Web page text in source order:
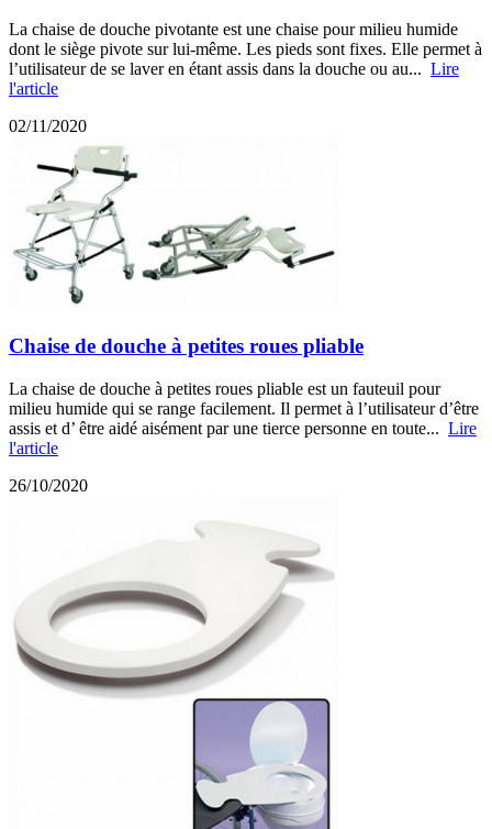
La chaise de douche pivotante est une chaise pour milieu humide
dont le siège pivote sur lui-même. Les pieds sont fixes. Elle permet à
l’utilisateur de se laver en étant assis dans la douche ou au... Lire
l'article
02/11/2020
Chaise de douche à petites roues pliable
La chaise de douche à petites roues pliable est un fauteuil pour
milieu humide qui se range facilement. Il permet à l’utilisateur d’être
assis et d’ être aidé aisément par une tierce personne en toute... Lire
l'article
26/10/2020